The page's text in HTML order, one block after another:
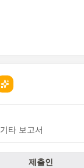
기타 보고서
제출인